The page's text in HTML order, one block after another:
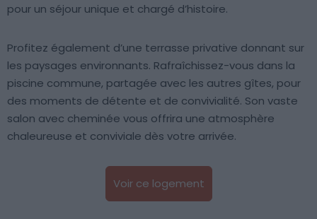
pour un séjour unique et chargé d’histoire.
Profitez également d’une terrasse privative donnant sur
les paysages environnants. Rafraîchissez-vous dans la
piscine commune, partagée avec les autres gîtes, pour
des moments de détente et de convivialité. Son vaste
salon avec cheminée vous offrira une atmosphère
chaleureuse et conviviale dès votre arrivée.
Voir ce logement